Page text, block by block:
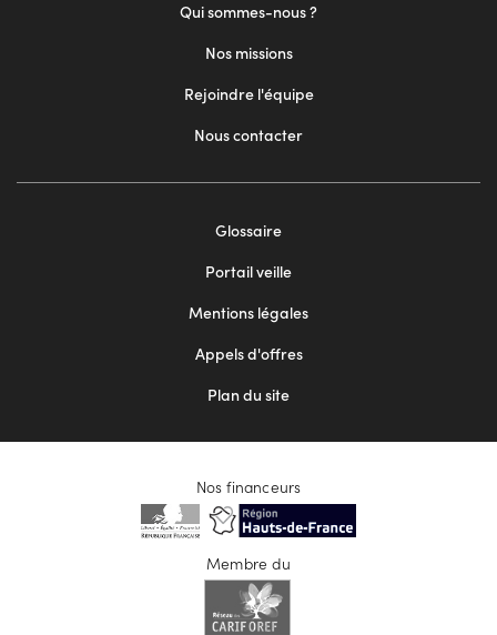
Qui sommes-nous ?
Nos missions
Rejoindre l'équipe
Nous contacter
Glossaire
Portail veille
Mentions légales
Appels d'offres
Plan du site
Nos financeurs
Membre du